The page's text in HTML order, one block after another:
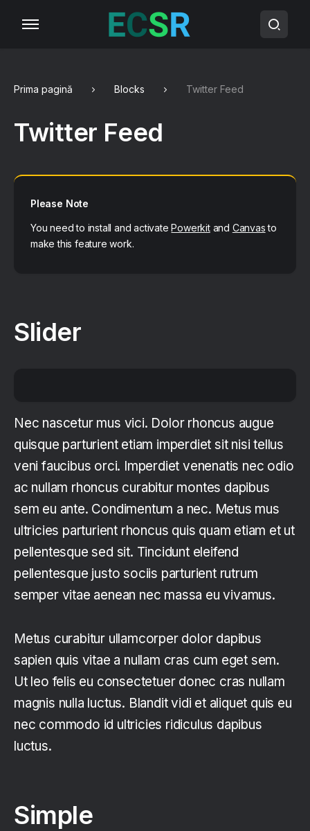
Prima pagină Blocks Twitter Feed
Twitter Feed
Please Note
You need to install and activatePowerkitand Canvasto
make this feature work.
Slider
Nec nascetur mus vici. Dolor rhoncus augue
quisque parturient etiam imperdiet sit nisi tellus
veni faucibus orci. Imperdiet venenatis nec odio
ac nullam rhoncus curabitur montes dapibus
sem eu ante. Condimentum a nec. Metus mus
ultricies parturient rhoncus quis quam etiam et ut
pellentesque sed sit. Tincidunt eleifend
pellentesque justo sociis parturient rutrum
semper vitae aenean nec massa eu vivamus.
Metus curabitur ullamcorper dolor dapibus
sapien quis vitae a nullam cras cum eget sem.
Ut leo felis eu consectetuer donec cras nullam
magnis nulla luctus. Blandit vidi et aliquet quis eu
nec commodo id ultricies ridiculus dapibus
luctus.
Simple